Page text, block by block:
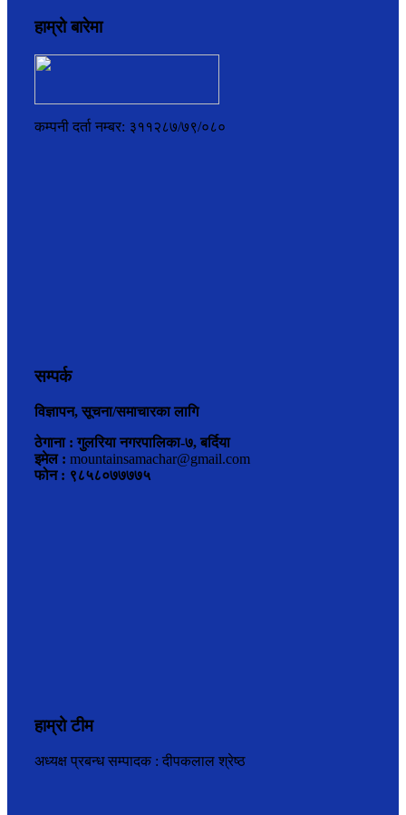
हाम्रो बारेमा
कम्पनी दर्ता नम्बर: ३११२८७/७९/०८०
सम्पर्क
विज्ञापन, सूचना/समाचारका लागि
ठेगाना : गुलरिया नगरपालिका-७, बर्दिया
इमेल : mountainsamachar@gmail.com
फोन : ९८५८०७७७७५
हाम्रो टीम
अध्यक्ष प्रबन्ध सम्पादक : दीपकलाल श्रेष्ठ